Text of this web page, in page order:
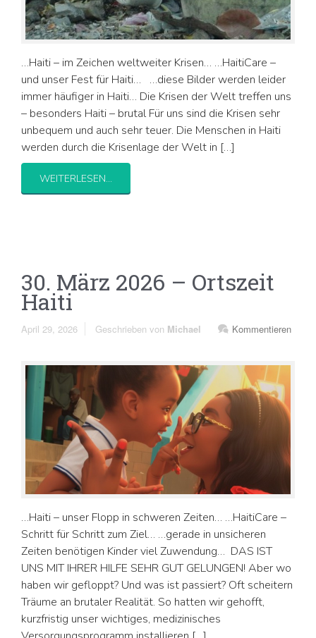
…Haiti – im Zeichen weltweiter Krisen… …HaitiCare –
und unser Fest für Haiti… …diese Bilder werden leider
immer häufiger in Haiti… Die Krisen der Welt treffen uns
– besonders Haiti – brutal Für uns sind die Krisen sehr
unbequem und auch sehr teuer. Die Menschen in Haiti
werden durch die Krisenlage der Welt in […]
WEITERLESEN...
30. März 2026 – Ortszeit
Haiti
April 29, 2026 Kommentieren
Geschrieben von Michael
…Haiti – unser Flopp in schweren Zeiten… …HaitiCare –
Schritt für Schritt zum Ziel… …gerade in unsicheren
Zeiten benötigen Kinder viel Zuwendung… DAS IST
UNS MIT IHRER HILFE SEHR GUT GELUNGEN! Aber wo
haben wir gefloppt? Und was ist passiert? Oft scheitern
Träume an brutaler Realität. So hatten wir gehofft,
kurzfristig unser wichtiges, medizinisches